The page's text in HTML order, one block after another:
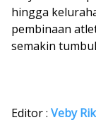
hingga
pembinaan
semakin
Editor : Veby